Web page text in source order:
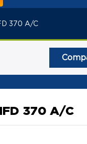
370 A/C
370 A/C